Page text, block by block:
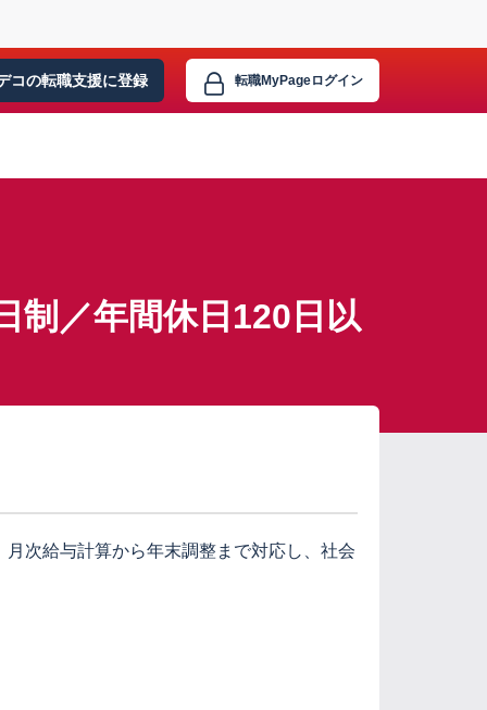
コの転職支援に登録 転職MyPageログイン
制／年間休日120日以
次給与計算から年末調整まで対応し、社会